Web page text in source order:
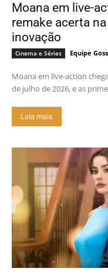
Moana em live-
remake acerta
inovação
Cinema e Séries Equipe
Moana em live-action
de julho de 2026, e as
Leia mais